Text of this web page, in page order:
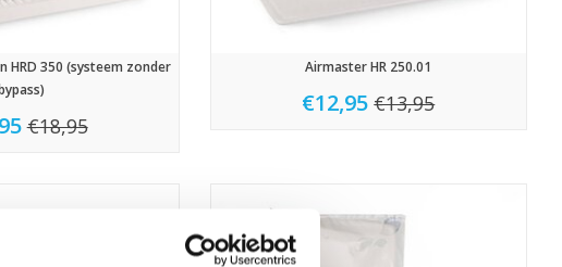
HRD 350 (systeem zonder
€18,95
Airmaster HR 250.01
€12,95 €13,95